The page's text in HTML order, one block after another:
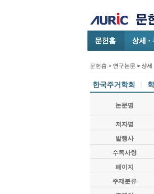
문헌홈 > 연구논문 > 상세
한국주거학회 |
논문명
저자명
발행사
수록사항
페이지
주제분류